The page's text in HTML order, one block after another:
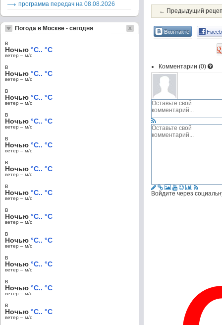
← Предыдущий
Вконтакте
Комментарии (0)
Войдите через
программа передач на 08.08.2026
Погода в Москве - сегодня
в
Ночью °C.. °C
ветер – м/c
в
Ночью °C.. °C
ветер – м/c
в
Ночью °C.. °C
ветер – м/c
в
Ночью °C.. °C
ветер – м/c
в
Ночью °C.. °C
ветер – м/c
в
Ночью °C.. °C
ветер – м/c
в
Ночью °C.. °C
ветер – м/c
в
Ночью °C.. °C
ветер – м/c
в
Ночью °C.. °C
ветер – м/c
в
Ночью °C.. °C
ветер – м/c
в
Ночью °C.. °C
ветер – м/c
в
Ночью °C.. °C
ветер – м/c